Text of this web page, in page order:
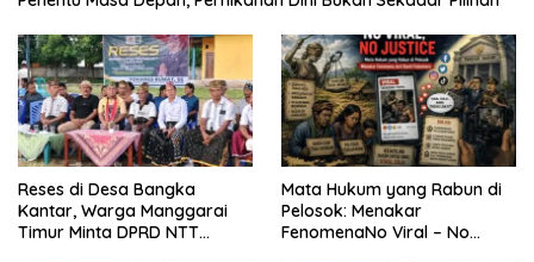
Reses di Desa Bangka
Kantar, Warga Manggarai
Timur Minta DPRD NTT
Mata Hukum yang Rabun di
Pelosok: Menakar
FenomenaNo Viral – No